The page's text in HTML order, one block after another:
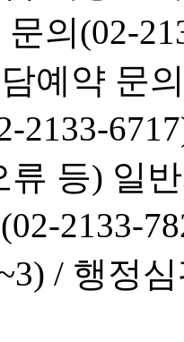
의(02-
예약 문
2133-
등) 일
2133-
/ 행정심